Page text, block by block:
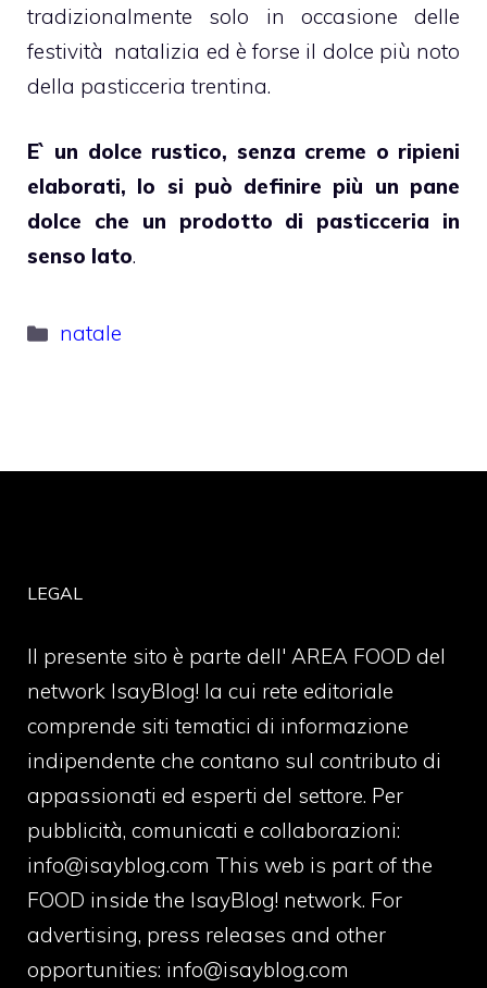
tradizionalmente solo in occasione delle
festività natalizia ed è forse il dolce più noto
della pasticceria trentina.
E` un dolce rustico, senza creme o ripieni
elaborati, lo si può definire più un pane
dolce che un prodotto di pasticceria in
senso lato.
Categorie
natale
LEGAL
Il presente sito è parte dell' AREA FOOD del
network IsayBlog! la cui rete editoriale
comprende siti tematici di informazione
indipendente che contano sul contributo di
appassionati ed esperti del settore. Per
pubblicità, comunicati e collaborazioni:
info@isayblog.com This web is part of the
FOOD inside the IsayBlog! network. For
advertising, press releases and other
opportunities: info@isayblog.com